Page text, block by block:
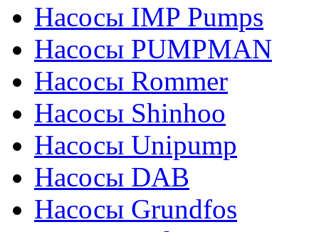
Насосы IMP Pumps
Насосы PUMPMAN
Насосы Rommer
Насосы Shinhoo
Насосы Unipump
Насосы DAB
Насосы Grundfos